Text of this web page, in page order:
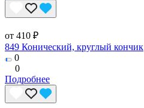
от 410 ₽
849 Конический, круглый кончик
0
0
Подробнее